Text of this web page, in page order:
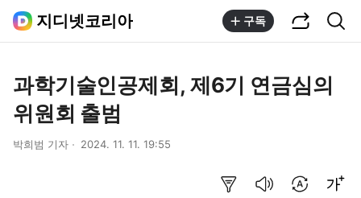
지디넷코리아 구독
과학기술인공제회, 제6기 연금심의
위원회 출범
박희범 기자 2024. 11. 11. 19:55